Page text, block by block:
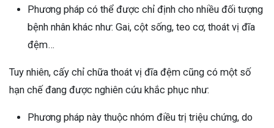
Phương pháp có thể được chỉ định cho nhiều đối tượng
bệnh nhân khác như: Gai, cột sống, teo cơ, thoát vị đĩa
đệm…
Tuy nhiên, cấy chỉ chữa thoát vị đĩa đệm cũng có một số
hạn chế đang được nghiên cứu khắc phục như:
Phương pháp này thuộc nhóm điều trị triệu chứng, do